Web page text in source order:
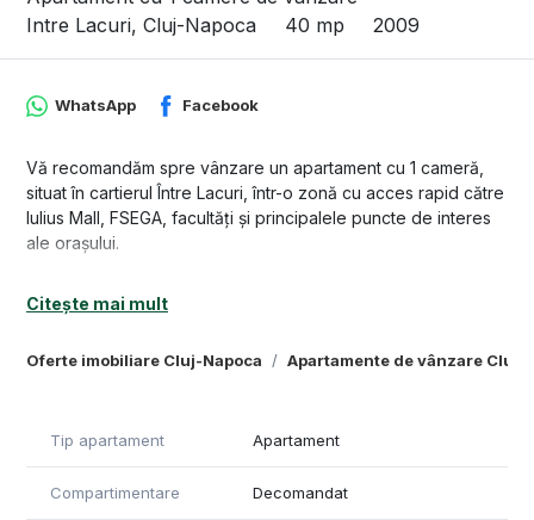
Intre Lacuri, Cluj-Napoca
40 mp 2009
Oferte imobiliare Cluj-Napoca Apartamente de vânzare Cluj-
WhatsApp Facebook
Vă recomandăm spre vânzare un apartament cu 1 cameră,
situat în cartierul Între Lacuri, într-o zonă cu acces rapid către
Iulius Mall, FSEGA, facultăți și principalele puncte de interes
ale orașului.
construit în anul 2009 și beneficiază de o suprafață utilă de
investiție.
spațioasă, 1 bucătărie separată, 1 dressing, 1 baie, 1 hol și 1
balcon.
Locuința se vinde complet mobilată și utilată și este
Citește mai mult
Tip apartament Apartament
Compartimentare Decomandat